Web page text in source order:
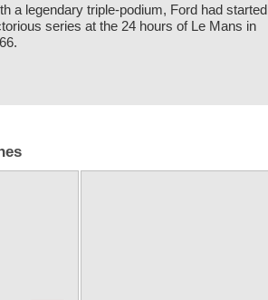
a legendary triple-podium, Ford had
series at the 24 hours of Le Mans in